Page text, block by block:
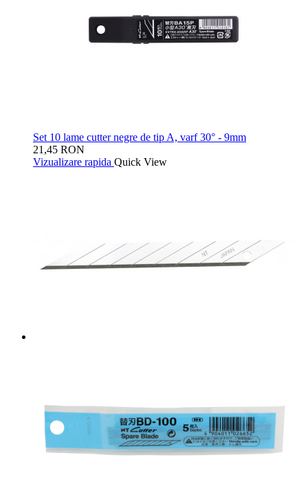
Set 10 lame cutter negre de tip A, varf 30° - 9mm
21,45 RON
Vizualizare rapida Quick View